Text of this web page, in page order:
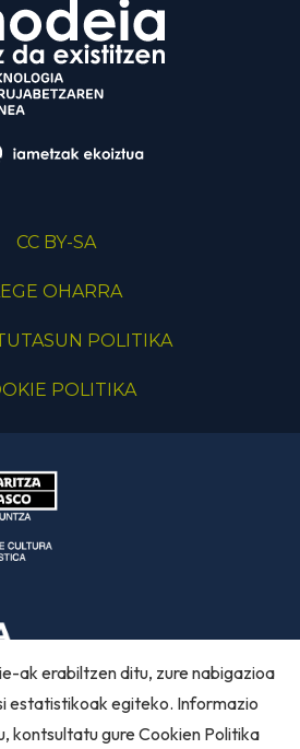
CC BY-SA
OHARRA
POLITIKA
POLITIKA
ak erabiltzen ditu, zure nabigazioa
estatistikoak egiteko. Informazio
kontsultatu gureCookien Politika